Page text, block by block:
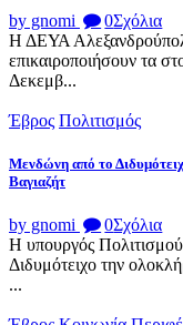
by gnomi 0Σχόλια
Η ΔΕΥΑ
επικαιροποιήσουν τα
Δεκεμβ...
Έβρος Πολιτισμός
Μενδώνη από το
Βαγιαζήτ
by gnomi 0Σχόλια
Η υπουργός
Διδυμότειχο την
...